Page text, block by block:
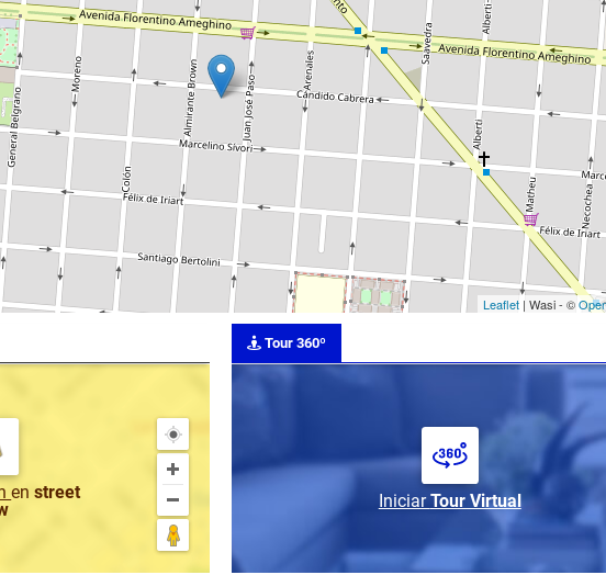
Leaflet | Wasi - ©
enstreet
Tour 360º
IniciarTour Virtual